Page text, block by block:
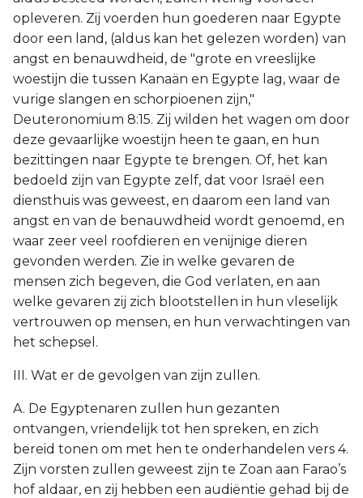
opleveren. Zij voerden hun goederen naar Egypte
door een land, (aldus kan het gelezen worden) van
angst en benauwdheid, de "grote en vreeslijke
woestijn die tussen Kanaän en Egypte lag, waar de
vurige slangen en schorpioenen zijn,"
Deuteronomium 8:15. Zij wilden het wagen om door
deze gevaarlijke woestijn heen te gaan, en hun
bezittingen naar Egypte te brengen. Of, het kan
bedoeld zijn van Egypte zelf, dat voor Israël een
diensthuis was geweest, en daarom een land van
angst en van de benauwdheid wordt genoemd, en
waar zeer veel roofdieren en venijnige dieren
gevonden werden. Zie in welke gevaren de
mensen zich begeven, die God verlaten, en aan
welke gevaren zij zich blootstellen in hun vleselijk
vertrouwen op mensen, en hun verwachtingen van
het schepsel.
III. Wat er de gevolgen van zijn zullen.
A. De Egyptenaren zullen hun gezanten
ontvangen, vriendelijk tot hen spreken, en zich
bereid tonen om met hen te onderhandelen vers 4.
Zijn vorsten zullen geweest zijn te Zoan aan Farao’s
hof aldaar, en zij hebben een audiëntie gehad bij de